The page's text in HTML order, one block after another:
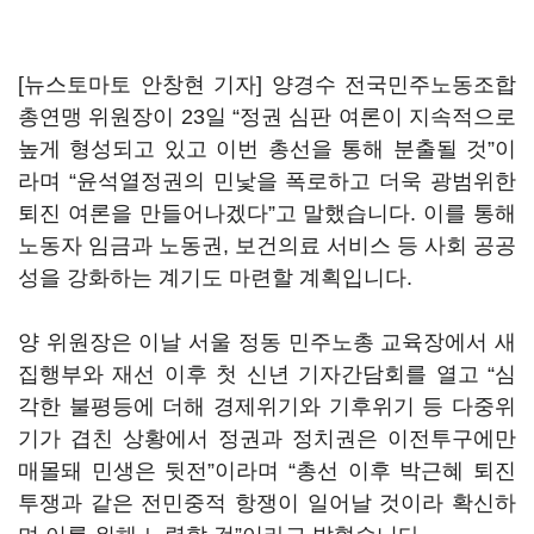
[뉴스토마토 안창현 기자] 양경수 전국민주노동조합
총연맹 위원장이 23일 “정권 심판 여론이 지속적으로
높게 형성되고 있고 이번 총선을 통해 분출될 것”이
라며 “윤석열정권의 민낯을 폭로하고 더욱 광범위한
퇴진 여론을 만들어나겠다”고 말했습니다. 이를 통해
노동자 임금과 노동권, 보건의료 서비스 등 사회 공공
성을 강화하는 계기도 마련할 계획입니다.
양 위원장은 이날 서울 정동 민주노총 교육장에서 새
집행부와 재선 이후 첫 신년 기자간담회를 열고 “심
각한 불평등에 더해 경제위기와 기후위기 등 다중위
기가 겹친 상황에서 정권과 정치권은 이전투구에만
매몰돼 민생은 뒷전”이라며 “총선 이후 박근혜 퇴진
투쟁과 같은 전민중적 항쟁이 일어날 것이라 확신하